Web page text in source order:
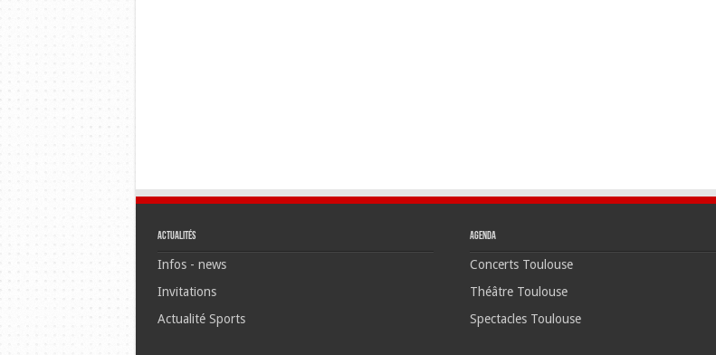
Actualités
Infos - news
Invitations
Actualité Sports
Agenda
Concerts Toulouse
Théâtre Toulouse
Spectacles Toulouse